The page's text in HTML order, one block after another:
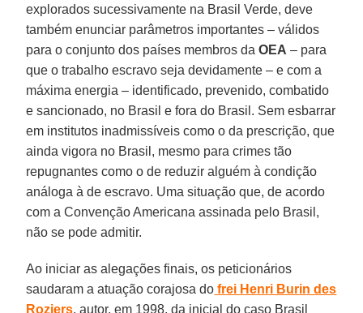
explorados sucessivamente na Brasil Verde, deve
também enunciar parâmetros importantes – válidos
para o conjunto dos países membros daOEA – para
que o trabalho escravo seja devidamente – e com a
máxima energia – identificado, prevenido, combatido
e sancionado, no Brasil e fora do Brasil. Sem esbarrar
em institutos inadmissíveis como o da prescrição, que
ainda vigora no Brasil, mesmo para crimes tão
repugnantes como o de reduzir alguém à condição
análoga à de escravo. Uma situação que, de acordo
com a Convenção Americana assinada pelo Brasil,
não se pode admitir.
Ao iniciar as alegações finais, os peticionários
saudaram a atuação corajosa do frei Henri Burin des
Roziers, autor, em 1998, da inicial do caso Brasil